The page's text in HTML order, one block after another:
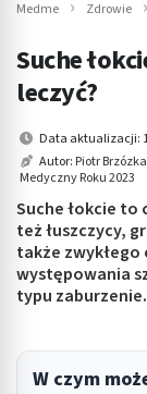
Medme Zdrowie
Suche
leczyć?
Data aktualizacji:
Autor: Piotr
Medyczny Roku 2023
Suche łokcie
też łuszczycy,
także
występowania
typu zaburzenie.
W czym